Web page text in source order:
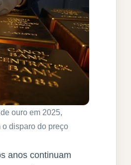
ouro em 2025,
disparo do preço
anos continuam